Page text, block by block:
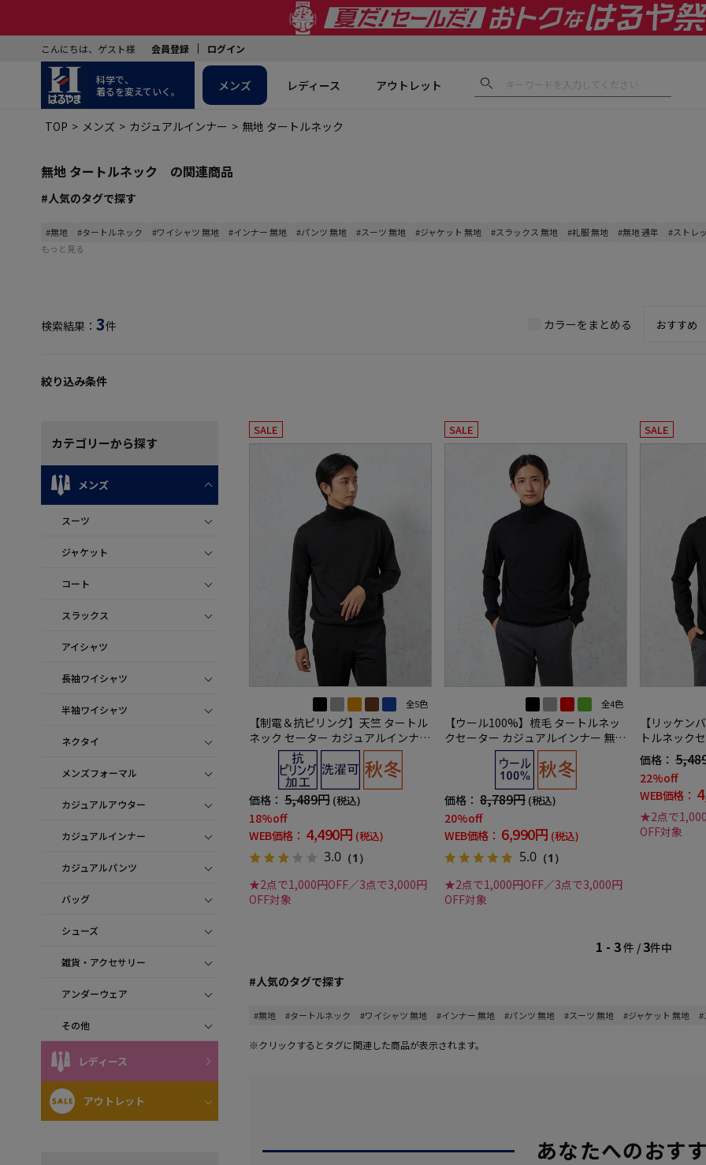
こんにちは、ゲスト様 会員登録 ログイン
科学で、
着るを変えていく。
メンズ レディース アウトレット
TOP メンズ カジュアルインナー 無地 タートルネック
無地 タートルネック の関連商品
#人気のタグで探す
#無地 #タートルネック #ワイシャツ 無地 #インナー 無地 #パンツ 無地 #スーツ 無地 #ジャケット 無地 #スラックス 無地 #礼服 無地 #無地 通年
#ストレ
もっと見る
検索結果： 3件 カラーをまとめる
絞り込み条件
カテゴリーから探す
メンズ
スーツ
ジャケット
コート
スラックス
アイシャツ
長袖ワイシャツ
半袖ワイシャツ
ネクタイ
メンズフォーマル
カジュアルアウター
カジュアルインナー
カジュアルパンツ
バッグ
シューズ
雑貨・アクセサリー
アンダーウェア
その他
レディース
アウトレット
SALE
全5色
【制電＆抗ピリング】天竺 タートル
ネック セーター カジュアルインナー
無地 リッケンバッカー 秋冬
価格： 5,489円 (税込)
18%off
WEB価格： 4,490円 (税込)
3.0 （1）
★2点で1,000円OFF／3点で3,000円
OFF対象
SALE
全4色
【ウール100%】梳毛 タートルネッ
クセーター カジュアルインナー 無地
リッケンバッカーブラック 秋冬
価格： 8,789円 (税込)
20%off
WEB価格： 6,990円 (税込)
5.0 （1）
★2点で1,000円OFF／3点で3,000円
OFF対象
SALE
【リッケン
トルネック
価格：
22%off
WEB価格：
★2点で
OFF対象
1 - 3件 /3件中
#人気のタグで探す
#無地 #タートルネック #ワイシャツ 無地 #インナー 無地 #パンツ 無地 #スーツ 無地 #ジャケット 無地 #
※クリックするとタグに関連した商品が表示されます。
あなたへのおす